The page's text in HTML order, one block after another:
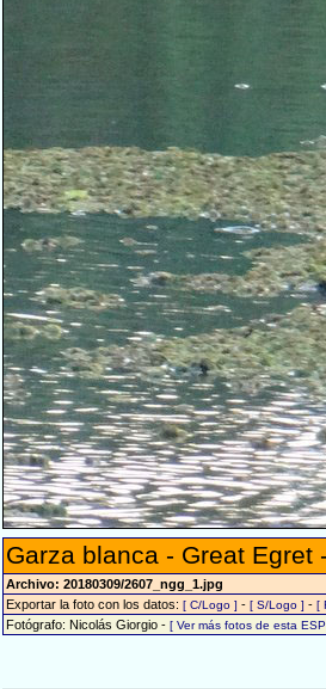
Garza blanca - Great Egret
Archivo: 20180309/2607_ngg_1.jpg
Exportar la foto con los datos: [ C/Logo ] - [ S/Logo ] - [
Fotógrafo: Nicolás Giorgio - [ Ver más fotos de esta